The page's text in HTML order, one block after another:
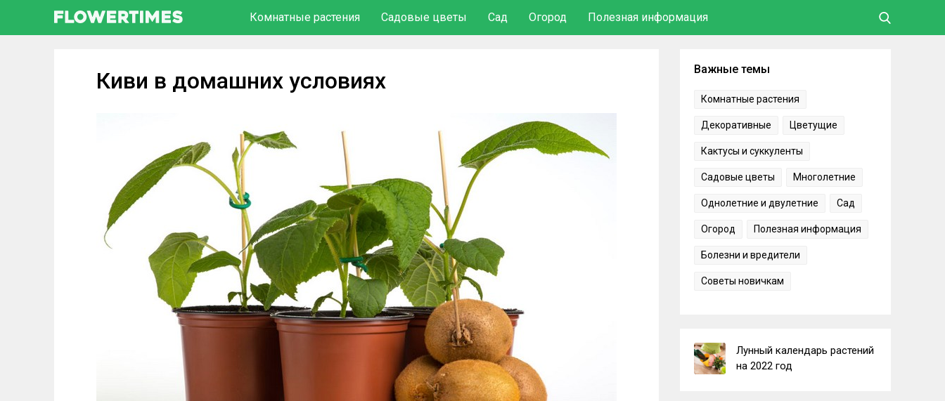
Комнатные растения Садовые цветы Сад Огород Полезная информация
Киви в домашних условиях Важные темы
Комнатные растения
Декоративные Цветущие
Кактусы и суккуленты
Садовые цветы Многолетние
Однолетние и двулетние Сад
Огород Полезная информация
Болезни и вредители
Советы новичкам
Лунный календарь растений
на 2022 год